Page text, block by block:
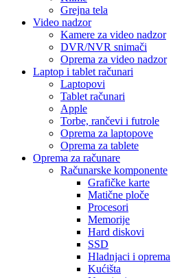
Grejna tela
Video nadzor
Kamere za video nadzor
DVR/NVR snimači
Oprema za video nadzor
Laptop i tablet računari
Laptopovi
Tablet računari
Apple
Torbe, rančevi i futrole
Oprema za laptopove
Oprema za tablete
Oprema za računare
Računarske komponente
Grafičke karte
Matične ploče
Procesori
Memorije
Hard diskovi
SSD
Hladnjaci i oprema
Kućišta